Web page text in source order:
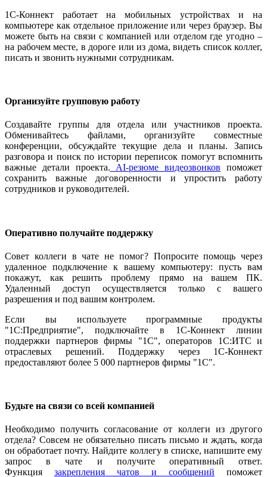
1С-Коннект работает на мобильных устройствах и на
компьютере как отдельное приложение или через браузер. Вы
можете быть на связи с компанией или отделом где угодно –
на рабочем месте, в дороге или из дома, видеть список коллег,
писать и звонить нужными сотрудникам.
Организуйте групповую работу
Создавайте группы для отдела или участников проекта.
Обменивайтесь файлами, организуйте совместные
конференции, обсуждайте текущие дела и планы. Запись
разговора и поиск по истории переписок помогут вспомнить
важные детали проекта. AI-резюме видеозвонков поможет
сохранить важные договоренности и упростить работу
сотрудников и руководителей.
Оперативно получайте поддержку
Совет коллеги в чате не помог? Попросите помощь через
удаленное подключение к вашему компьютеру: пусть вам
покажут, как решить проблему прямо на вашем ПК.
Удаленный доступ осуществляется только с вашего
разрешения и под вашим контролем.
Если вы используете программные продукты
"1С:Предприятие", подключайте в 1С-Коннект линии
поддержки партнеров фирмы "1С", операторов 1С:ИТС и
отраслевых решений. Поддержку через 1С-Коннект
предоставляют более 5 000 партнеров фирмы "1С".
Будьте на связи со всей компанией
Необходимо получить согласование от коллеги из другого
отдела? Совсем не обязательно писать письмо и ждать, когда
он обработает почту. Найдите коллегу в списке, напишите ему
запрос в чате и получите оперативный ответ.
Функция закрепления чатов и сообщений поможет